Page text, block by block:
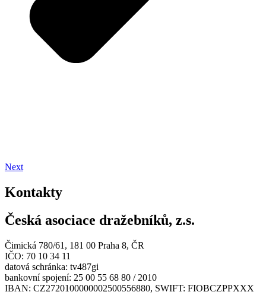
Next
Kontakty
Česká asociace dražebníků, z.s.
Čimická 780/61, 181 00 Praha 8, ČR
IČO: 70 10 34 11
datová schránka: tv487gi
bankovní spojení: 25 00 55 68 80 / 2010
IBAN: CZ2720100000002500556880, SWIFT: FIOBCZPPXXX